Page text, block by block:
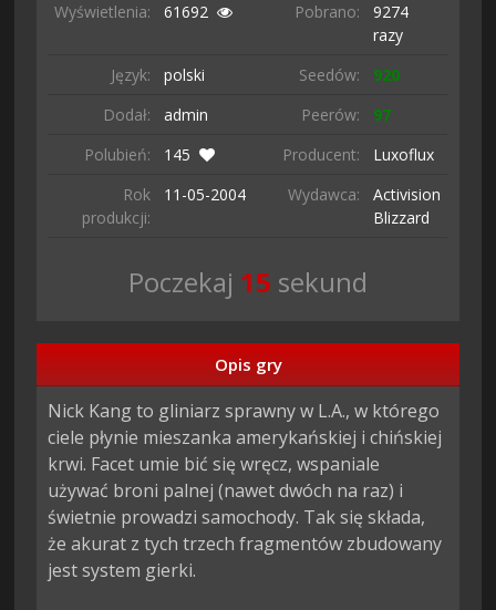
Wyświetlenia: 61692 Pobrano:
9274
razy
Język:
polski Seedów:
920
Dodał:
admin Peerów:
97
Polubień:
145 Producent:
Luxoflux
Rok
produkcji:
11-05-2004 Wydawca:
Activision
Blizzard
Poczekaj 13 sekund
Opis gry
Nick Kang to gliniarz sprawny w L.A., w którego
ciele płynie mieszanka amerykańskiej i chińskiej
krwi. Facet umie bić się wręcz, wspaniale
używać broni palnej (nawet dwóch na raz) i
świetnie prowadzi samochody. Tak się składa,
że akurat z tych trzech fragmentów zbudowany
jest system gierki.